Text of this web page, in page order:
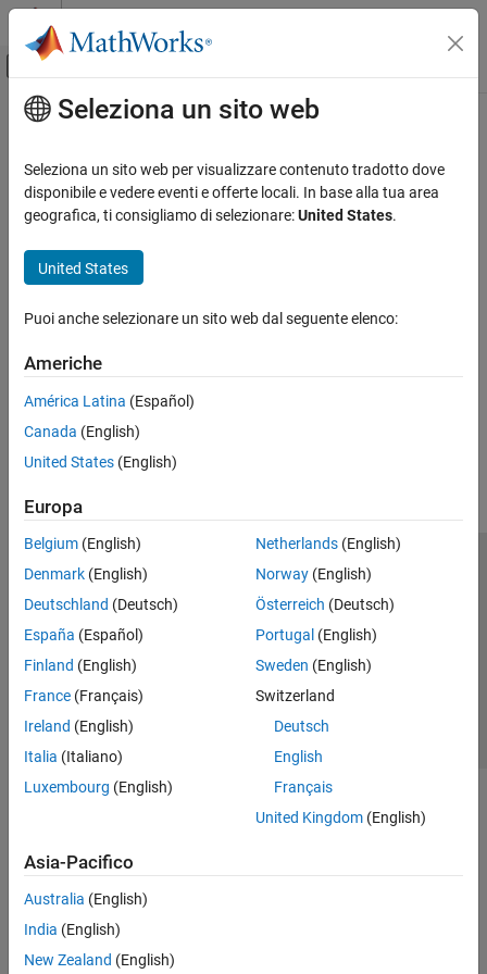
Vai al contenuto
Attiva/disattiva menu di navigazione
Pagina iniziale della documentazione
Contenuto principale
Seleziona un sito web
Seleziona un sito web per visualizzare contenuto tradotto dove
disponibile e vedere eventi e offerte locali. In base alla tua area
geografica, ti consigliamo di selezionare:United States.
United States
Puoi anche selezionare un sito web dal seguente elenco:
Americhe
América Latina (Español)
Canada (English)
United States (English)
Europa
Belgium (English)
Denmark (English)
Deutschland (Deutsch)
España (Español)
Finland (English)
France (Français)
Ireland (English)
Italia (Italiano)
Luxembourg (English)
Netherlands(English)
Norway(English)
Österreich (Deutsch)
Portugal (English)
Sweden (English)
Switzerland
Deutsch
English
Français
United Kingdom(English)
Asia-Pacifico
Australia (English)
India (English)
New Zealand (English)
Centro di fiducia
Informativa sulla privacy
Antipirateria
Stato dell'applicazione
Contatti
© 1994-2026 The MathWorks, Inc.